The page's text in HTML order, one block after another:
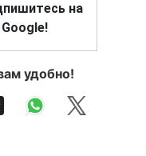
на
удобно!